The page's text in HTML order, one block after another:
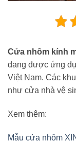
Cửa nhôm kính
đang được ứng
Việt Nam. Các
như cửa nhà vệ
Xem thêm:
Mẫu cửa nhôm